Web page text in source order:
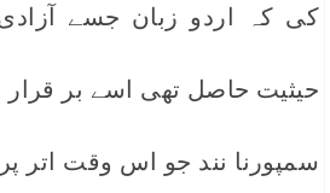
کی کہ اردو زبان جسے
حیثیت حاصل تھی اسے بر قرار
سمپورنا نند جو اس وقت اتر